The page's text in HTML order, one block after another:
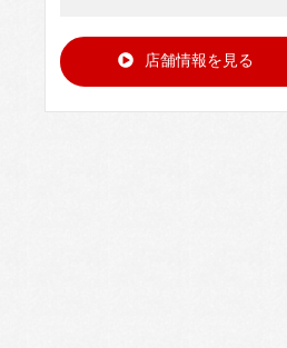
店舗情報を見る